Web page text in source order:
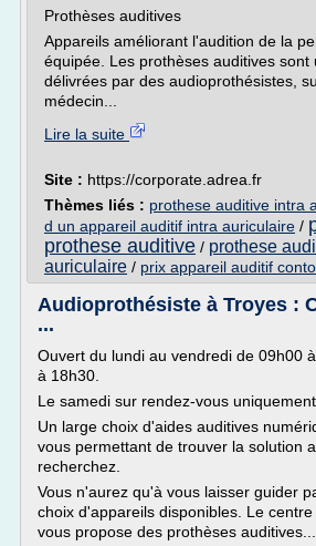
Prothèses auditives
Appareils améliorant l'audition de la
équipée. Les prothèses auditives sont
délivrées par des audioprothésistes,
médecin...
Lire la suite
Site : https://corporate.adrea.fr
Thèmes liés : prothese auditive intra
d un appareil auditif intra auriculaire /
prothese auditive / prothese
auriculaire / prix appareil auditif
Audioprothésiste à Troyes :
...
Ouvert du lundi au vendredi de 09h00
à 18h30.
Le samedi sur rendez-vous uniquement.
Un large choix d'aides auditives
vous permettant de trouver la solution
recherchez.
Vous n'aurez qu'à vous laisser guider
choix d'appareils disponibles. Le
vous propose des prothèses auditives...